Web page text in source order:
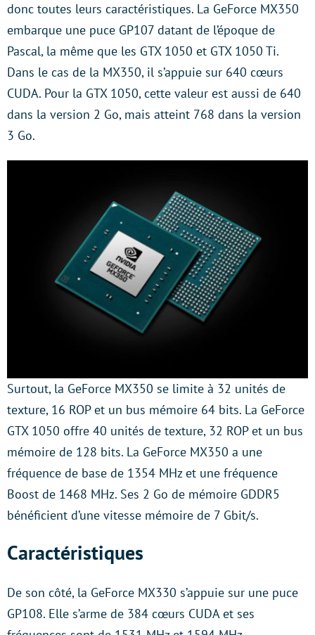
donc toutes leurs caractéristiques. La GeForce MX350
embarque une puce GP107 datant de l’époque de
Pascal, la même que les GTX 1050 et GTX 1050 Ti.
Dans le cas de la MX350, il s’appuie sur 640 cœurs
CUDA. Pour la GTX 1050, cette valeur est aussi de 640
dans la version 2 Go, mais atteint 768 dans la version
3 Go.
Surtout, la GeForce MX350 se limite à 32 unités de
texture, 16 ROP et un bus mémoire 64 bits. La GeForce
GTX 1050 offre 40 unités de texture, 32 ROP et un bus
mémoire de 128 bits. La GeForce MX350 a une
fréquence de base de 1354 MHz et une fréquence
Boost de 1468 MHz. Ses 2 Go de mémoire GDDR5
bénéficient d’une vitesse mémoire de 7 Gbit/s.
Caractéristiques
De son côté, la GeForce MX330 s’appuie sur une puce
GP108. Elle s’arme de 384 cœurs CUDA et ses